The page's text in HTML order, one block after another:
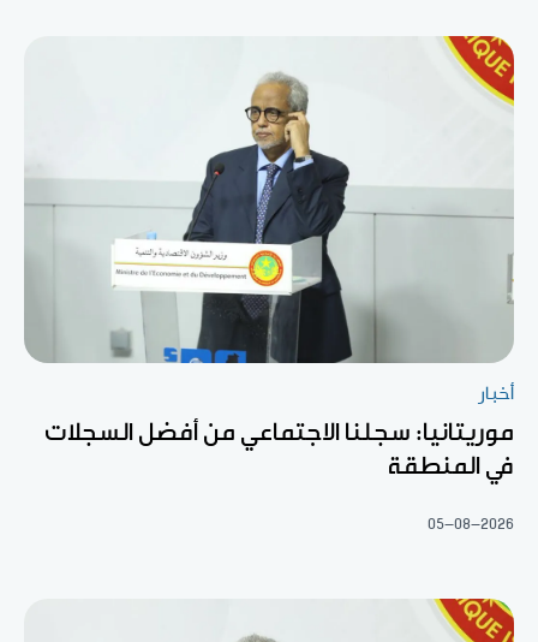
أخبار
موريتانيا: سجلنا الاجتماعي من أفضل السجلات
في المنطقة
05-08-2026